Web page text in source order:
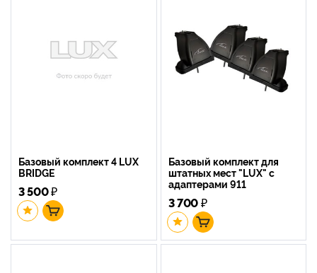
Базовый комплект 4 LUX
BRIDGE
3 500₽
Базовый комплект для
штатных мест "LUX" с
адаптерами 911
3 700₽